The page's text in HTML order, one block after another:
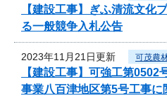
【建設工事】ぎふ清流文化
る一般競争入札公告
2023年11月21日更新 可茂農
【建設工事】可強工第
事業八百津地区第5号工事